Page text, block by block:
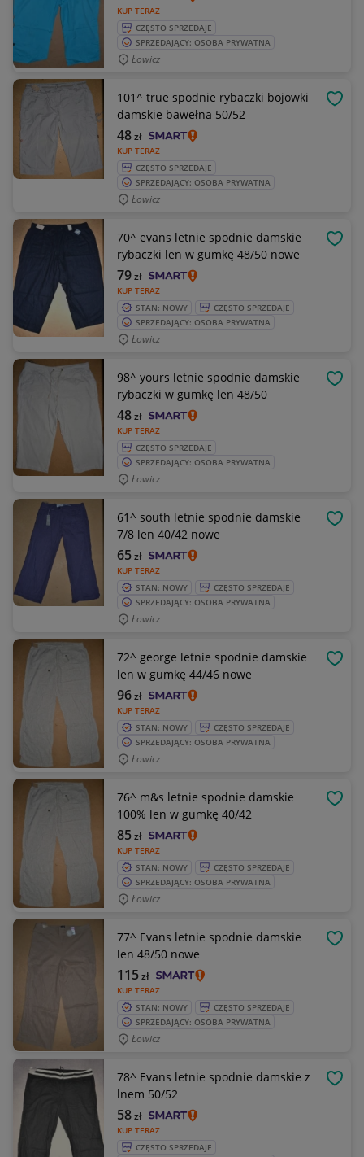
KUP TERAZ
CZĘSTO SPRZEDAJE
SPRZEDAJĄCY: OSOBA PRYWATNA
Łowicz
101^ true spodnie rybaczki bojowki
damskie bawełna 50/52
KUP TERAZ
48zł
CZĘSTO SPRZEDAJE
SPRZEDAJĄCY: OSOBA PRYWATNA
Łowicz
70^ evans letnie spodnie damskie
rybaczki len w gumkę 48/50 nowe
KUP TERAZ
79zł
STAN: NOWY
CZĘSTO SPRZEDAJE
SPRZEDAJĄCY: OSOBA PRYWATNA
Łowicz
98^ yours letnie spodnie damskie
rybaczki w gumkę len 48/50
KUP TERAZ
48zł
CZĘSTO SPRZEDAJE
SPRZEDAJĄCY: OSOBA PRYWATNA
Łowicz
61^ south letnie spodnie damskie
7/8 len 40/42 nowe
KUP TERAZ
65zł
STAN: NOWY
CZĘSTO SPRZEDAJE
SPRZEDAJĄCY: OSOBA PRYWATNA
Łowicz
72^ george letnie spodnie damskie
len w gumkę 44/46 nowe
KUP TERAZ
96zł
STAN: NOWY
CZĘSTO SPRZEDAJE
SPRZEDAJĄCY: OSOBA PRYWATNA
Łowicz
76^ m&s letnie spodnie damskie
100% len w gumkę 40/42
KUP TERAZ
85zł
STAN: NOWY
CZĘSTO SPRZEDAJE
SPRZEDAJĄCY: OSOBA PRYWATNA
Łowicz
77^ Evans letnie spodnie damskie
len 48/50 nowe
KUP TERAZ
115zł
STAN: NOWY
CZĘSTO SPRZEDAJE
SPRZEDAJĄCY: OSOBA PRYWATNA
Łowicz
78^ Evans letnie spodnie damskie z
lnem 50/52
KUP TERAZ
58zł
CZĘSTO SPRZEDAJE